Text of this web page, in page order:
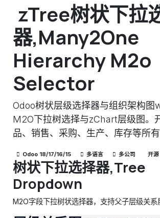
zTree树状下拉
器,Many2One
Hierarchy M2o
Selector
Odoo树状层级选择器与组织架构图
M2O下拉树选择与zChart层级图。
品、销售、采购、生产、库存等所有
Odoo 18/17/16/15 多语言 多公司 开源
树状下拉选择器,Tree
Dropdown
M2O字段下拉树状选择器，支持父子层级关系